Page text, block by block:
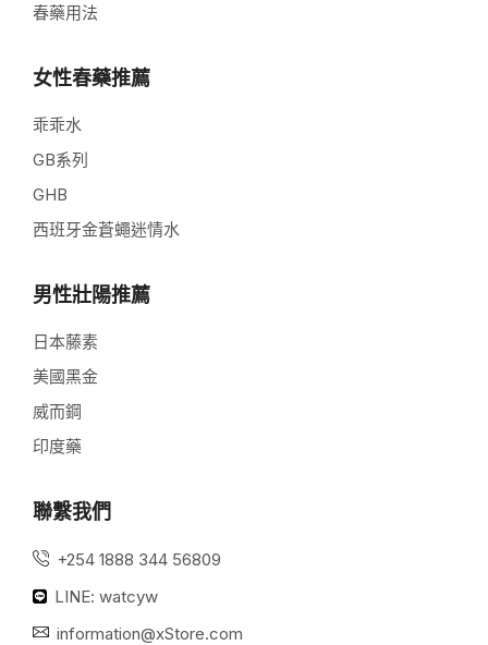
春藥用法
女性春藥推薦
乖乖水
GB系列
GHB
西班牙金蒼蠅迷情水
男性壯陽推薦
日本藤素
美國黑金
威而鋼
印度藥
聯繫我們
+254 1888 344 56809
LINE: watcyw
information@xStore.com